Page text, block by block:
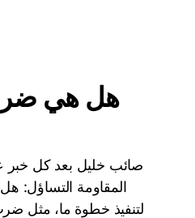
هل هي
صائب خليل بعد كل خبر
المقاومة التساؤل:
لتنفيذ خطوة ما، مثل